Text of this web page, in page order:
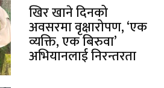
खिर खाने दिनको
अवसरमा वृक्षारोपण, ‘एक
व्यक्ति, एक बिरुवा’
अभियानलाई निरन्तरता